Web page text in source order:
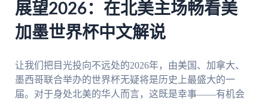
展望2026：在北美主场畅看美
加墨世界杯中文解说
让我们把目光投向不远处的2026年，由美国、加拿大、
墨西哥联合举办的世界杯无疑将是历史上最盛大的一
届。对于身处北美的华人而言，这既是幸事——有机会